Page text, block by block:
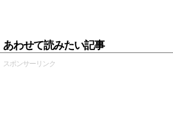
あわせて読みたい記事
スポンサーリンク